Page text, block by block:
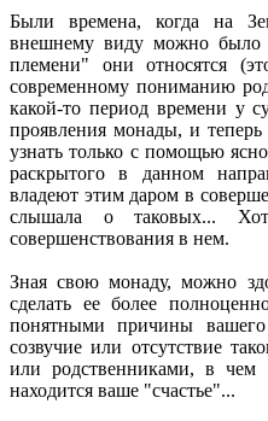
Были времена, когда на
внешнему виду можно было
племени" они относятся
современному пониманию
какой-то период времени у
проявления монады, и
узнать только с помощью
раскрытого в данном
владеют этим даром в
слышала о таковых...
совершенствования в нем.
Зная свою монаду, можно
сделать ее более
понятными причины
созвучие или отсутствие
или родственниками, в
находится ваше "счастье"...